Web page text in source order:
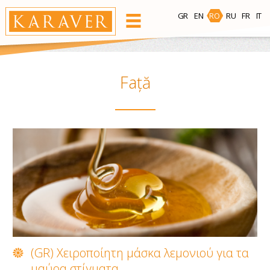
PRODUSE
Zonă de depilare
Față Corp Bikini Subsuoară
Ceară Caldă
Bees Wax
Benzi Depilatoare cu Ceară Rece
GR EN RO RU FR IT
Față
(GR) Χειροποίητη μάσκα λεμονιού για τα